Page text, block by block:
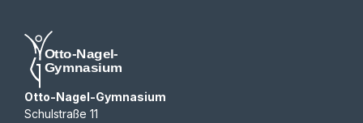
Otto-Nagel-Gymnasium
Schulstraße 11